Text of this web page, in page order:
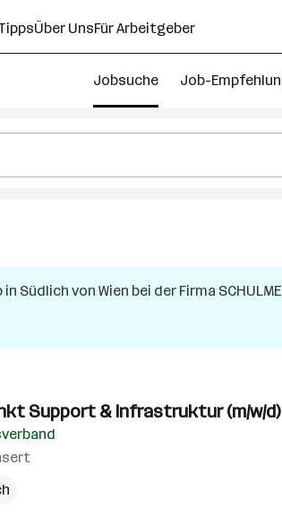
Über UnsFür Arbeitgeber
Jobsuche Job-
in Südlich von Wien bei der Firma
Support & Infrastruktur (m/w/d)